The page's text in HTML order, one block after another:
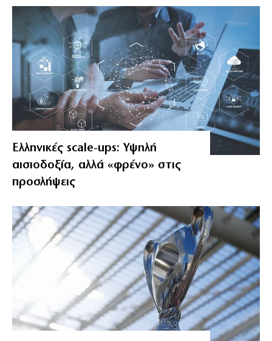
Ελληνικές scale-ups: Υψηλή
αισιοδοξία, αλλά «φρένο» στις
προσλήψεις